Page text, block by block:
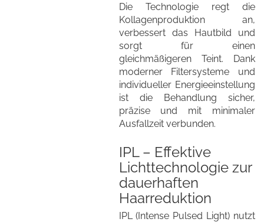
Die Technologie regt die
Kollagenproduktion an,
verbessert das Hautbild und
sorgt für einen
gleichmäßigeren Teint. Dank
moderner Filtersysteme und
individueller Energieeinstellung
ist die Behandlung sicher,
präzise und mit minimaler
Ausfallzeit verbunden.
IPL – Effektive
Lichttechnologie zur
dauerhaften
Haarreduktion
IPL (Intense Pulsed Light) nutzt